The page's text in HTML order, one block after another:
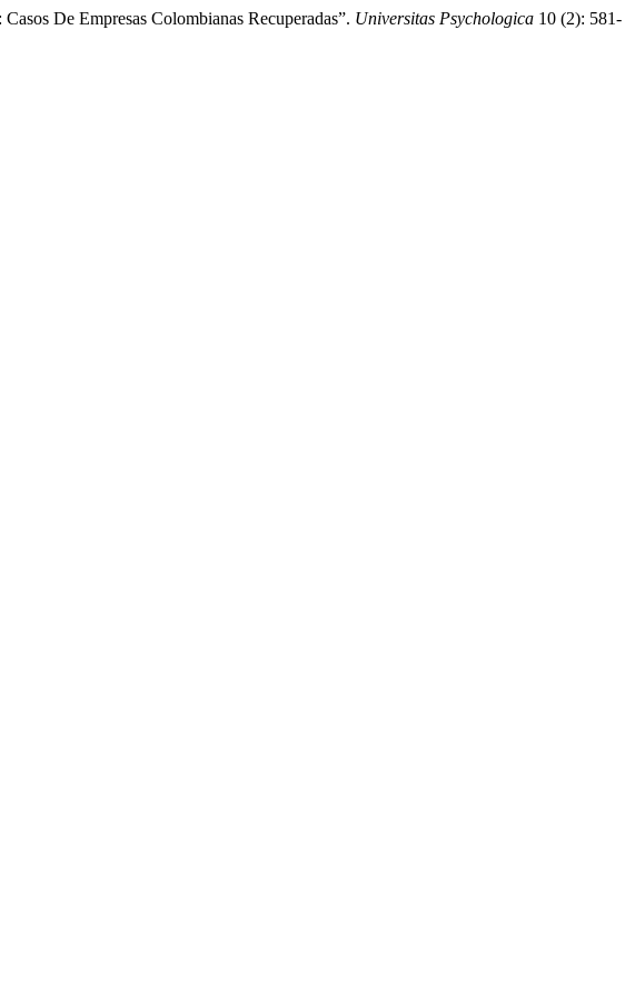
De Empresas Colombianas Recuperadas”. Universitas Psychologica 10 (2): 581-